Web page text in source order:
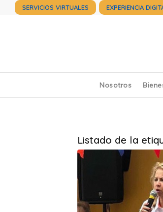
SERVICIOS VIRTUALES EXPERIENCIA
Nosotros
Listado de la